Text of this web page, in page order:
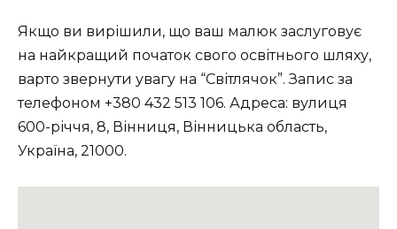
Якщо ви вирішили, що ваш малюк заслуговує
на найкращий початок свого освітнього шляху,
варто звернути увагу на “Світлячок”. Запис за
телефоном +380 432 513 106. Адреса: вулиця
600-річчя, 8, Вінниця, Вінницька область,
Україна, 21000.